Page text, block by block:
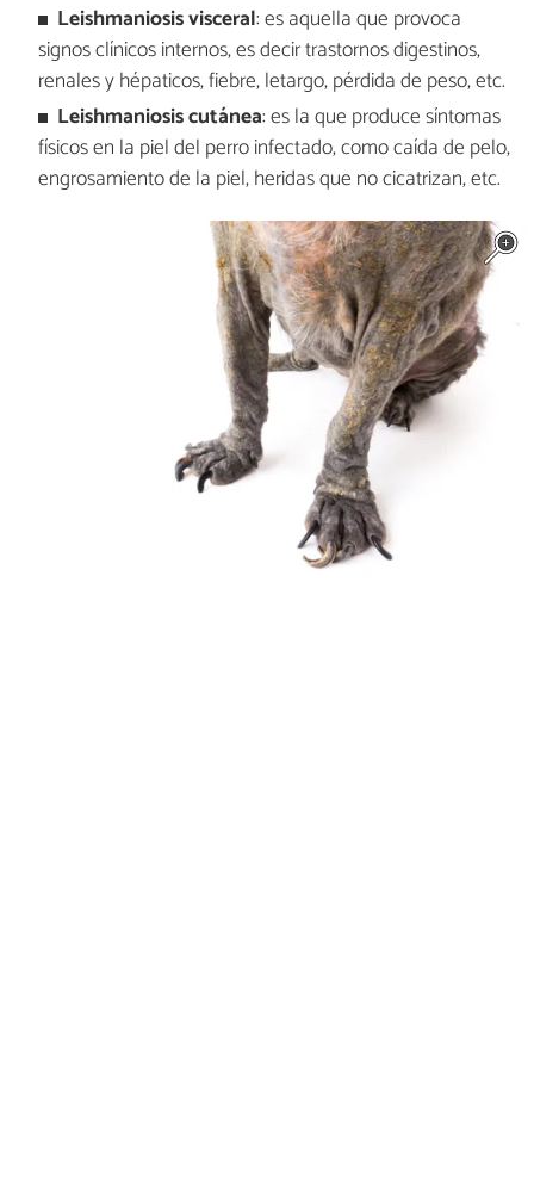
Leishmaniosis visceral: es aquella que provoca
signos clínicos internos, es decir trastornos digestinos,
renales y hépaticos, fiebre, letargo, pérdida de peso, etc.
Leishmaniosis cutánea: es la que produce síntomas
físicos en la piel del perro infectado, como caída de pelo,
engrosamiento de la piel, heridas que no cicatrizan, etc.